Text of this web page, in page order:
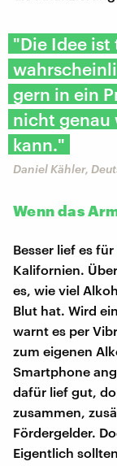
"Die Idee
gern in ein
nicht genau
kann."
Daniel Kähler,
Wenn das
Besser lief es für
Kalifornien.
es, wie viel
Blut hat. Wird
warnt es per
zum eigenen
Smartphone
dafür lief gut,
zusammen,
Fördergelder.
Eigentlich